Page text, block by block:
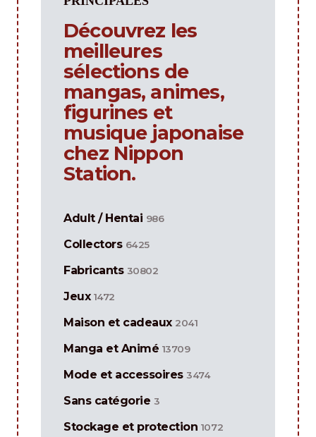
Découvrez les
meilleures
sélections de
mangas, animes,
figurines et
musique japonaise
chez Nippon
Station.
Adult / Hentai 986
Collectors 6425
Fabricants 30802
Jeux 1472
Maison et cadeaux 2041
Manga et Animé 13709
Mode et accessoires 3474
Sans catégorie 3
Stockage et protection 1072